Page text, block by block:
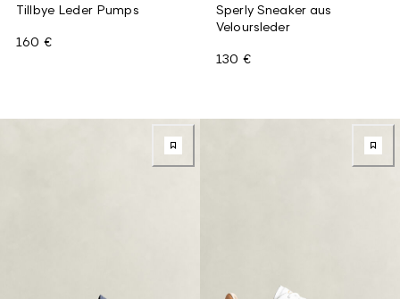
Tillbye Leder Pumps
160 €
Sperly Sneaker aus
Veloursleder
130 €